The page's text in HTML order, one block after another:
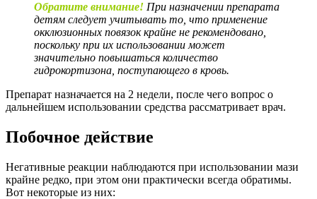
Обратите внимание! При назначении препарата
детям следует учитывать то, что применение
окклюзионных повязок крайне не рекомендовано,
поскольку при их использовании может
значительно повышаться количество
гидрокортизона, поступающего в кровь.
Препарат назначается на 2 недели, после чего вопрос о
дальнейшем использовании средства рассматривает врач.
Побочное действие
Негативные реакции наблюдаются при использовании мази
крайне редко, при этом они практически всегда обратимы.
Вот некоторые из них: